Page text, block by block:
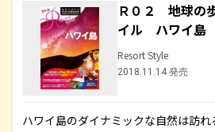
Ｒ０２ 地球の
イル ハワイ島
Resort Style
2018.11.14 発売
ハワイ島のダイナミックな自然は訪